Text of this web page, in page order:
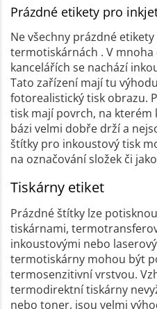
Prázdné etikety pro
Ne všechny prázdné
termotiskárnách . V
kancelářích se nachází
Tato zařízení mají tu
fotorealistický tisk obrazu.
tisk mají povrch, na
bázi velmi dobře drží a
štítky pro inkoustový tisk
na označování složek či
Tiskárny etiket
Prázdné štítky lze
tiskárnami,
inkoustovými nebo
termotiskárny mohou být
termosenzitivní vrstvou.
termodirektní tiskárny
nebo toner, jsou velmi